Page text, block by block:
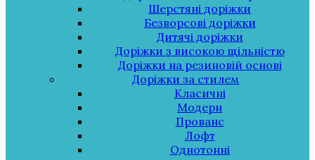
Шерстяні доріжки
Безворсові доріжки
Дитячі доріжки
Доріжки з високою щільністю
Доріжки на резиновій основі
Доріжки за стилем
Класичні
Модерн
Прованс
Лофт
Однотонні